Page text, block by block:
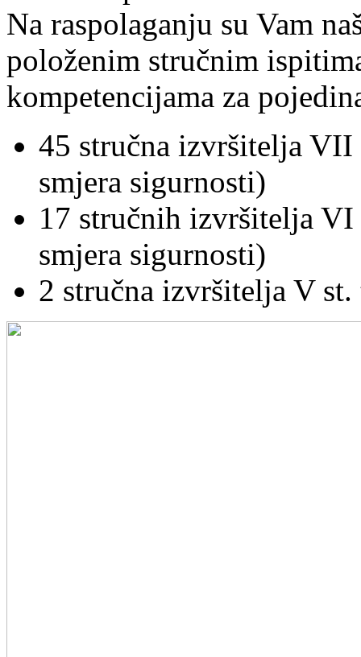
Na raspolaganju su Vam
položenim stručnim
kompetencijama za
45 stručna izvršitelja
smjera sigurnosti)
17 stručnih izvršitelja
smjera sigurnosti)
2 stručna izvršitelja V